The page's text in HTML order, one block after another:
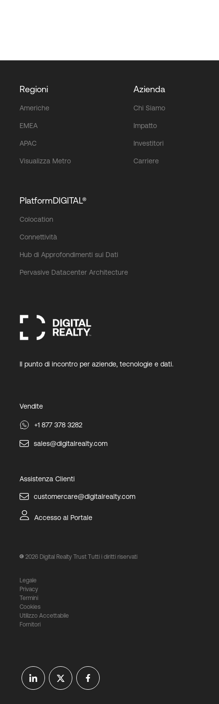
Regioni
Americhe
EMEA
APAC
Visualizza Metro
Azienda
Chi Siamo
Impatto
Investitori
Carriere
PlatformDIGITAL®
Colocation
Connettività
Hub di Approfondimenti sui Dati
Pervasive Datacenter Architecture
Il punto di incontro per aziende, tecnologie e dati.
Vendite
+1 877 378 3282
sales@digitalrealty.com
Assistenza Clienti
customercare@digitalrealty.com
Accesso al Portale
2026 Digital Realty Trust Tutti i diritti riservati
Legale
Privacy
Termini
Cookies
Utilizzo Accettabile
Fornitori